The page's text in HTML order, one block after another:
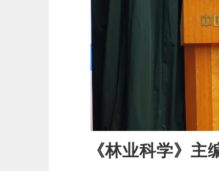
《林业科学》